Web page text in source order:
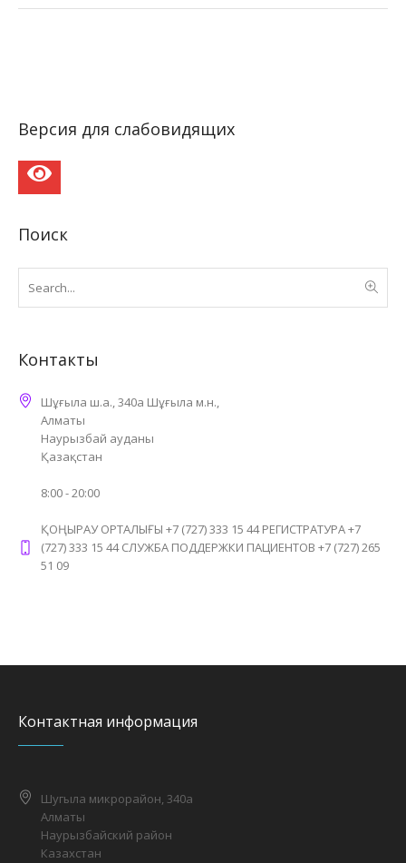
Версия для слабовидящих
Поиск
Контакты
Шұғыла ш.а., 340а Шұғыла м.н.,
Алматы
Наурызбай ауданы
Қазақстан
8:00 - 20:00
ҚОҢЫРАУ ОРТАЛЫҒЫ +7 (727) 333 15 44 РЕГИСТРАТУРА +7
(727) 333 15 44 СЛУЖБА ПОДДЕРЖКИ ПАЦИЕНТОВ +7 (727) 265
51 09
Контактная информация
Шугыла микрорайон, 340а
Алматы
Наурызбайский район
Казахстан